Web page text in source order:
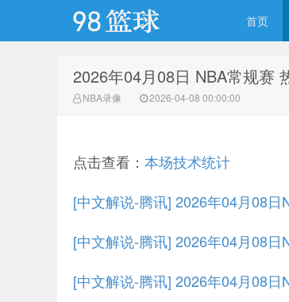
98篮球网
首页
2026年04月08日 NBA常规赛
NBA录像 2026-04-08 00:00:00
点击查看： 本场技术统计
[中文解说-腾讯] 2026年04月08
[中文解说-腾讯] 2026年04月08
[中文解说-腾讯] 2026年04月08